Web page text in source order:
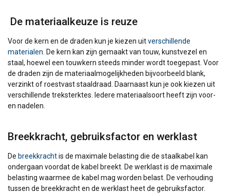
De materiaalkeuze is reuze
Voor de kern en de draden kun je kiezen uitverschillende
materialen . De kern kan zijn gemaakt van touw, kunstvezel en
staal, hoewel een touwkern steeds minder wordt toegepast. Voor
de draden zijn de materiaalmogelijkheden bijvoorbeeld blank,
verzinkt of roestvast staaldraad. Daarnaast kun je ook kiezen uit
verschillende treksterktes. Iedere materiaalsoort heeft zijn voor-
en nadelen.
Breekkracht, gebruiksfactor en werklast
De breekkrachtis de maximale belasting die de staalkabel kan
ondergaan voordat de kabel breekt. De werklast is de maximale
belasting waarmee de kabel mag worden belast. De verhouding
tussen de breekkracht en de werklast heet de gebruiksfactor.